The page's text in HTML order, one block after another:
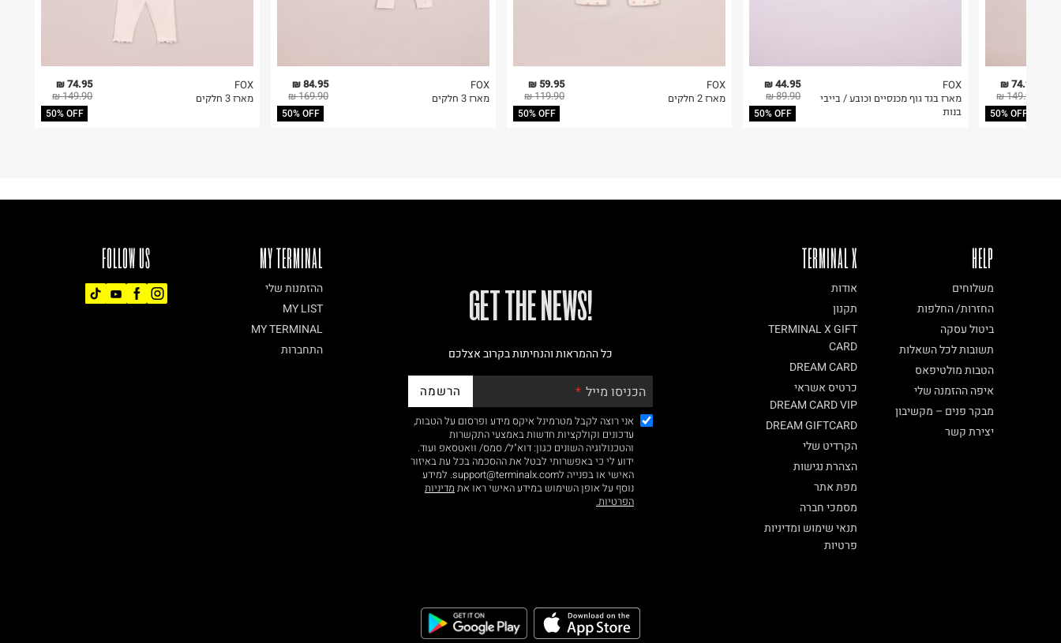
74.95 ₪
149.90 ₪
50% OFF
FOX
מארז 3 חלקים
84.95 ₪
169.90 ₪
50% OFF
FOX
מארז 3 חלקים
59.95 ₪
119.90 ₪
50% OFF
FOX
מארז 2 חלקים
44.95 ₪
89.90 ₪
50% OFF
FOX
מארז בגד גוף מכנסיים וכובע / בייבי
בנות
74.95 ₪
149.90 ₪
50% OFF
FOLLOW US MY TERMINAL
ההזמנות שלי
MY LIST
MY TERMINAL
התחברות
!GET THE NEWS
כל ההמראות והנחיתות בקרוב אצלכם
הכניסו מייל הרשמה
אני רוצה לקבל מטרמינל איקס מידע ופרסום על הטבות,
עדכונים וקולקציות חדשות באמצעי התקשרות
והטכנולוגיה השונים כגון: דוא"ל/ סמס/ וואטסאפ ועוד.
ידוע לי כי באפשרותי לבטל את ההסכמה בכל עת באיזור
האישי או בפנייה לsupport@terminalx.com. למידע
נוסף על אופן השימוש במידע האישי ראו את מדיניות
הפרטיות.
TERMINAL X
אודות
תקנון
TERMINAL X GIFT
CARD
DREAM CARD
כרטיס אשראי
DREAM CARD VIP
DREAM GIFTCARD
הקרדיט שלי
הצהרת נגישות
מפת אתר
מסמכי חברה
תנאי שימוש ומדיניות
פרטיות
HELP
משלוחים
החזרות/ החלפות
ביטול עסקה
תשובות לכל השאלות
הטבות מולטיפאס
איפה ההזמנה שלי
מבקר פנים – מקשיבון
יצירת קשר